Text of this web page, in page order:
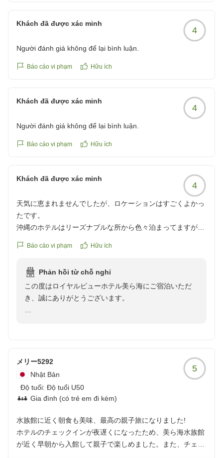
クチコミの詳細はこちらから
reviewId=33123478363769
ております。
https://review.travel.rakuten.co.jp/hotel/voice/15062?
ました。
朝食のマグロ丼やカレーにつきましても、お褒めの言葉
また、期間限定で営業しておりますもとぶ牛をメインと
いです。
一方で、敷地内のマンホール付近につきましては、ご不
快な思いをおかけし申し訳ございません。
虫対策にも引き続き努めてまいります。
また沖縄へお越しの際は、ぜひロイヤルビューホテル美
スタッフ一同、心よりお待ちしております。
Khách đã được xác minh
4
Người đánh giá không để lại bình luận.
Báo cáo vi phạm Hữu ích
Khách đã được xác minh
4
Người đánh giá không để lại bình luận.
Báo cáo vi phạm Hữu ích
Khách đã được xác minh
4
天気に恵まれませんでしたが、ロケーションはすごくよかっ
たです。
沖縄のホテルはリーズナブルな所から色々泊まってますが、
クチコミの詳細はこちらから
reviewId=33123478277405
Báo cáo vi phạm Hữu ích
Phản hồi từ chỗ nghỉ
この度はロイヤルビューホテル美ら海にご宿泊いただ
き、誠にありがとうございます。
一方で、上階からの音につきましては、ご滞在中にご不
いただいたご意見は今後のより快適な環境づくりの参考
また、現在は期間限定でもとぶ牛をメインとしたディナ
ーバイキングも営業しております。
メリー5292
Nhật Bản
Độ tuổi: Độ tuổi U50
Gia đình (có trẻ em đi kèm)
5
水族館に近く朝食も美味、最高の親子旅になりました!
ホテルのチェックインが夜遅くになったため、美ら海水族館
が近く早朝から入館して親子で楽しめました。また、チェッ